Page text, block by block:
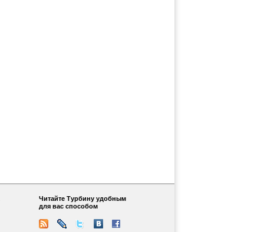
Читайте Турбину удобным
для вас способом